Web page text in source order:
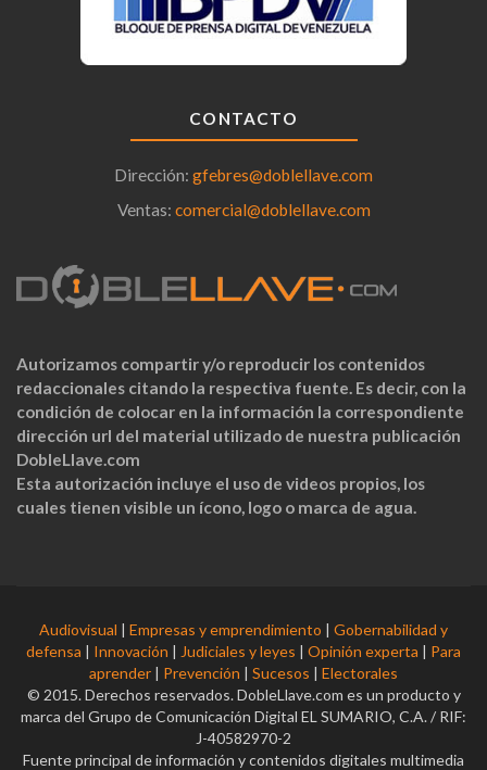
CONTACTO
Dirección: gfebres@doblellave.com
Ventas: comercial@doblellave.com
Autorizamos compartir y/o reproducir los contenidos
redaccionales citando la respectiva fuente. Es decir, con la
condición de colocar en la información la correspondiente
dirección url del material utilizado de nuestra publicación
DobleLlave.com
Esta autorización incluye el uso de videos propios, los
cuales tienen visible un ícono, logo o marca de agua.
Audiovisual | Empresas y emprendimiento | Gobernabilidad y
defensa | Innovación | Judiciales y leyes | Opinión experta | Para
aprender | Prevención | Sucesos | Electorales
© 2015. Derechos reservados. DobleLlave.com es un producto y
marca del Grupo de Comunicación Digital EL SUMARIO, C.A. / RIF:
J-40582970-2
Fuente principal de información y contenidos digitales multimedia